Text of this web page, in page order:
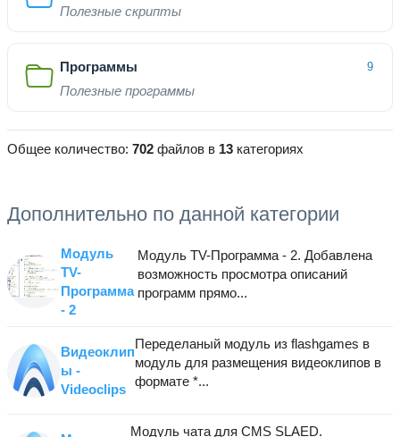
Полезные скрипты
Программы 9
Полезные программы
Общее количество: 702 файлов в 13 категориях
Дополнительно по данной категории
Модуль
TV-
Программа
- 2
Модуль TV-Программа - 2. Добавлена
возможность просмотра описаний
программ прямо...
Видеоклип
ы -
Videoclips
Переделаный модуль из flashgames в
модуль для размещения видеоклипов в
формате *...
Модуль чата для CMS SLAED.